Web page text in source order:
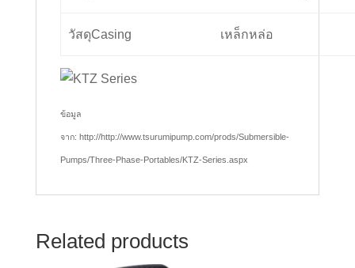
วัสดุCasing เหล็กหล่อ
ข้อมูล
จาก: http://http://www.tsurumipump.com/prods/Submersible-
Pumps/Three-Phase-Portables/KTZ-Series.aspx
Related products